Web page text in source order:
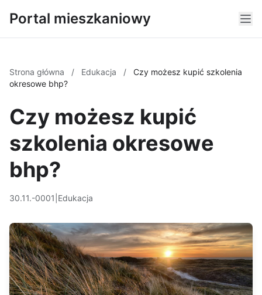
Portal mieszkaniowy
Strona główna / Edukacja /
Czy możesz kupić szkolenia
okresowe bhp?
Czy możesz kupić
szkolenia okresowe
bhp?
30.11.-0001 Edukacja